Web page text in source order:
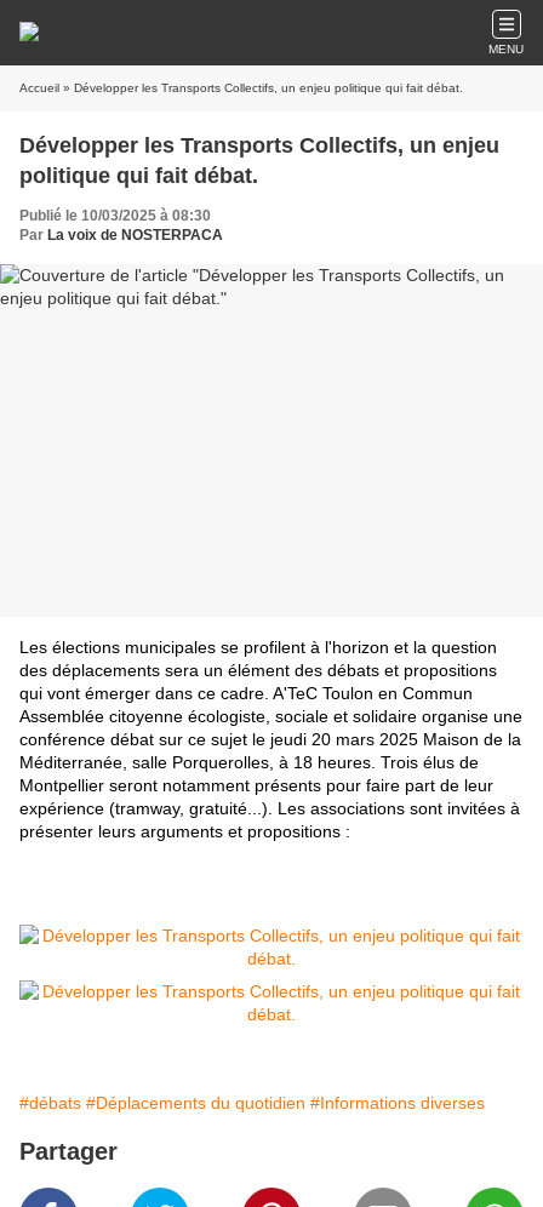
MENU
Accueil » Développer les Transports Collectifs, un enjeu politique qui fait débat.
Développer les Transports Collectifs, un enjeu
politique qui fait débat.
Publié le 10/03/2025 à 08:30
Par La voix de NOSTERPACA
Les élections municipales se profilent à l'horizon et la question
des déplacements sera un élément des débats et propositions
qui vont émerger dans ce cadre. A'TeC Toulon en Commun
Assemblée citoyenne écologiste, sociale et solidaire organise une
conférence débat sur ce sujet le jeudi 20 mars 2025 Maison de la
Méditerranée, salle Porquerolles, à 18 heures. Trois élus de
Montpellier seront notamment présents pour faire part de leur
expérience (tramway, gratuité...). Les associations sont invitées à
présenter leurs arguments et propositions :
#débats #Déplacements du quotidien #Informations diverses
Partager